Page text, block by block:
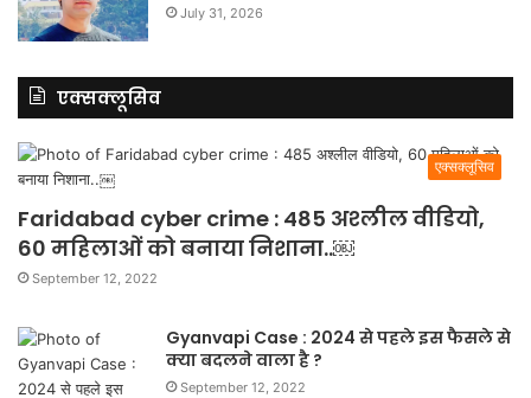
July 31, 2026
एक्सक्लूसिव
एक्सक्लूसिव
Faridabad cyber crime : 485 अश्लील वीडियो,
60 महिलाओं को बनाया निशाना..￼
September 12, 2022
Gyanvapi Case : 2024 से पहले इस फैसले से
क्या बदलने वाला है ?
September 12, 2022